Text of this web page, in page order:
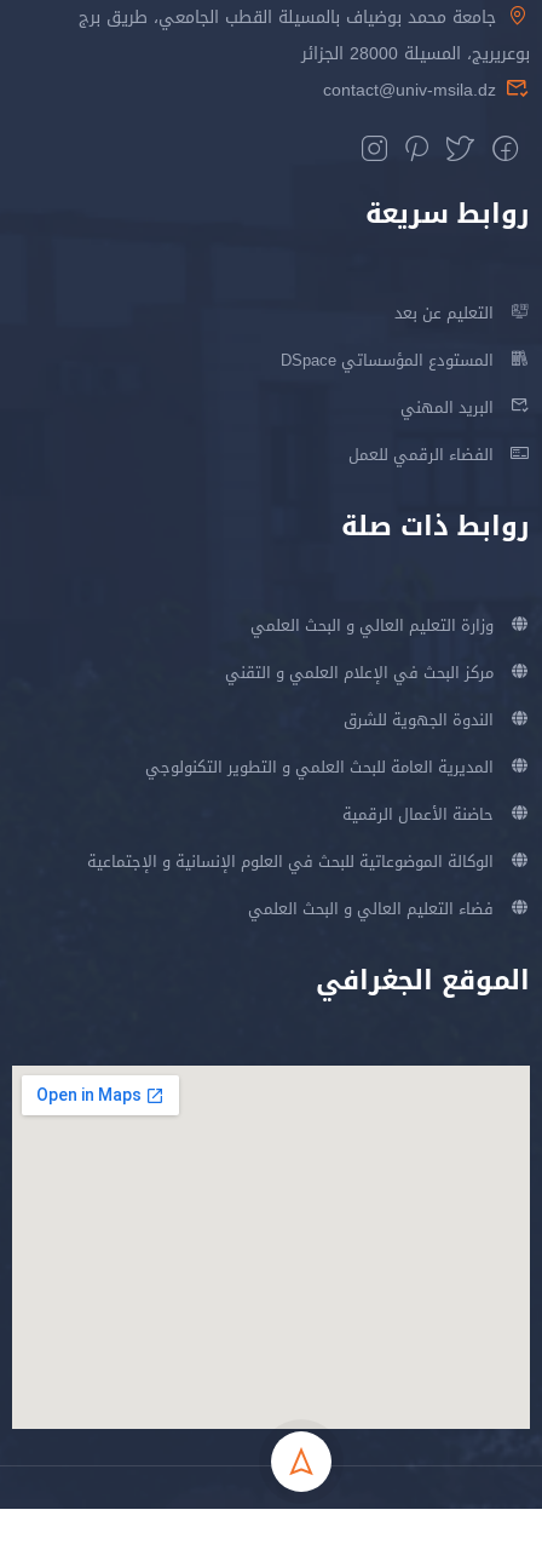
جامعة محمد بوضياف بالمسيلة القطب الجامعي، طريق برج
بوعريريج، المسيلة 28000 الجزائر
contact@univ-msila.dz
روابط سريعة
التعليم عن بعد
المستودع المؤسساتي DSpace
البريد المهني
الفضاء الرقمي للعمل
روابط ذات صلة
وزارة التعليم العالي و البحث العلمي
مركز البحث في الإعلام العلمي و التقني
الندوة الجهوية للشرق
المديرية العامة للبحث العلمي و التطوير التكنولوجي
حاضنة الأعمال الرقمية
الوكالة الموضوعاتية للبحث في العلوم الإنسانية و الإجتماعية
فضاء التعليم العالي و البحث العلمي
الموقع الجغرافي
جميع الحقوق محفوظة جامعة المسيلة - 2024